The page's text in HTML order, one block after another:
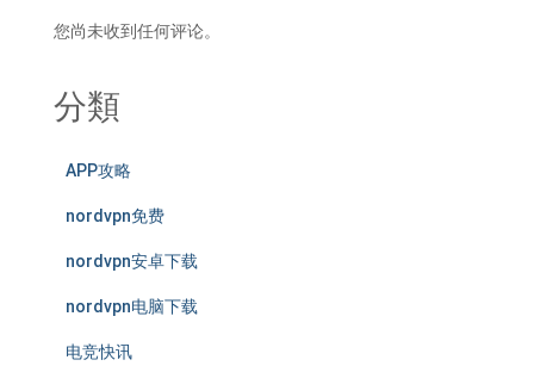
您尚未收到任何评论。
分類
APP攻略
nordvpn免费
nordvpn安卓下载
nordvpn电脑下载
电竞快讯